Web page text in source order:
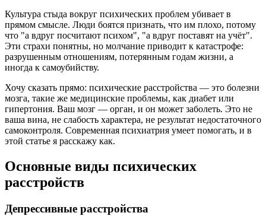
Культура стыда вокруг психических проблем убивает в
прямом смысле. Люди боятся признать, что им плохо, потому
что "а вдруг посчитают психом", "а вдруг поставят на учёт".
Эти страхи понятны, но молчание приводит к катастрофе:
разрушенным отношениям, потерянным годам жизни, а
иногда к самоубийству.
Хочу сказать прямо: психические расстройства — это болезни
мозга, такие же медицинские проблемы, как диабет или
гипертония. Ваш мозг — орган, и он может заболеть. Это не
ваша вина, не слабость характера, не результат недостаточного
самоконтроля. Современная психиатрия умеет помогать, и в
этой статье я расскажу как.
Основные виды психических
расстройств
Депрессивные расстройства